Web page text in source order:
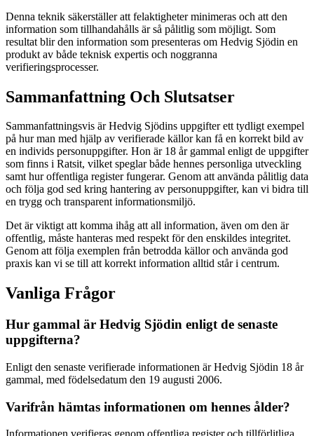
Denna teknik säkerställer att felaktigheter minimeras och att den
information som tillhandahålls är så pålitlig som möjligt. Som
resultat blir den information som presenteras om Hedvig Sjödin en
produkt av både teknisk expertis och noggranna
verifieringsprocesser.
Sammanfattning Och Slutsatser
Sammanfattningsvis är Hedvig Sjödins uppgifter ett tydligt exempel
på hur man med hjälp av verifierade källor kan få en korrekt bild av
en individs personuppgifter. Hon är 18 år gammal enligt de uppgifter
som finns i Ratsit, vilket speglar både hennes personliga utveckling
samt hur offentliga register fungerar. Genom att använda pålitlig data
och följa god sed kring hantering av personuppgifter, kan vi bidra till
en trygg och transparent informationsmiljö.
Det är viktigt att komma ihåg att all information, även om den är
offentlig, måste hanteras med respekt för den enskildes integritet.
Genom att följa exemplen från betrodda källor och använda god
praxis kan vi se till att korrekt information alltid står i centrum.
Vanliga Frågor
Hur gammal är Hedvig Sjödin enligt de senaste
uppgifterna?
Enligt den senaste verifierade informationen är Hedvig Sjödin 18 år
gammal, med födelsedatum den 19 augusti 2006.
Varifrån hämtas informationen om hennes ålder?